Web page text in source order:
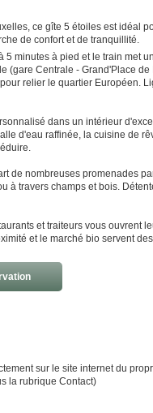
ce gîte 5 étoiles est idéal
de confort et de tranquillité.
5 minutes à pied et le train met
(gare Centrale - Grand'Place de
relier le quartier Européen.
dans un intérieur
d'eau raffinée, la cuisine de
de nombreuses promenades
à travers champs et bois.
et traiteurs vous ouvrent
et le marché bio servent
sur le site internet du
la rubrique Contact)